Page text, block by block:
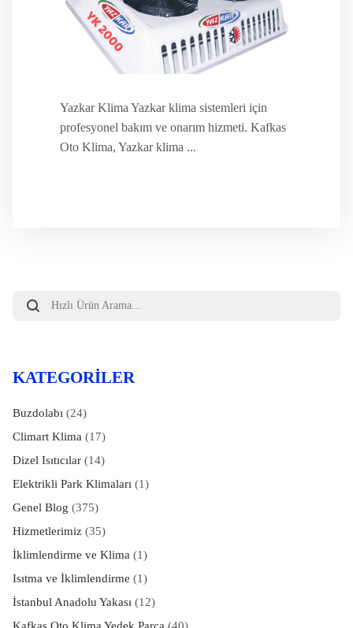
Yazkar Klima Yazkar klima sistemleri için
profesyonel bakım ve onarım hizmeti. Kafkas
Oto Klima, Yazkar klima ...
search
KATEGORILER
Buzdolabı(24)
Climart Klima(17)
Dizel Isıtıcılar(14)
Elektrikli Park Klimaları(1)
Genel Blog (375)
Hizmetlerimiz(35)
İklimlendirme ve Klima(1)
Isıtma ve İklimlendirme (1)
İstanbul Anadolu Yakası(12)